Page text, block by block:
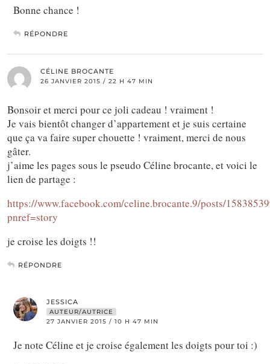
Bonne chance !
RÉPONDRE
CÉLINE BROCANTE
26 JANVIER 2015 / 22 H 47 MIN
Bonsoir et merci pour ce joli cadeau ! vraiment !
Je vais bientôt changer d’appartement et je suis certaine
que ça va faire super chouette ! vraiment, merci de nous
gâter.
j’aime les pages sous le pseudo Céline brocante, et voici le
lien de partage :
https://www.facebook.com/celine.brocante.9/posts/
pnref=story
je croise les doigts !!
RÉPONDRE
JESSICA
AUTEUR/AUTRICE
27 JANVIER 2015 / 10 H 47 MIN
Je note Céline et je croise également les doigts pour toi :)